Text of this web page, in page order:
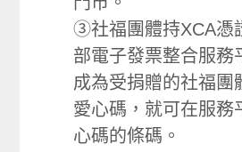
③社福團體持XCA憑
部電子發票整合服務
成為受捐贈的社福團
愛心碼，就可在服務
心碼的條碼。